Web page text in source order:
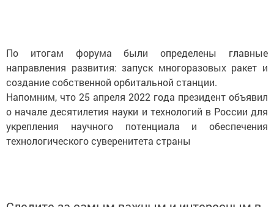
По итогам форума были определены главные
направления развития: запуск многоразовых ракет и
создание собственной орбитальной станции.
Напомним, что 25 апреля 2022 года президент объявил
о начале десятилетия науки и технологий в России для
укрепления научного потенциала и обеспечения
технологического суверенитета страны